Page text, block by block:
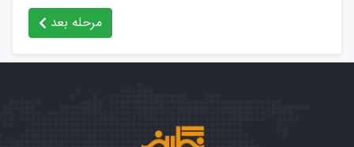
مرحله بعد